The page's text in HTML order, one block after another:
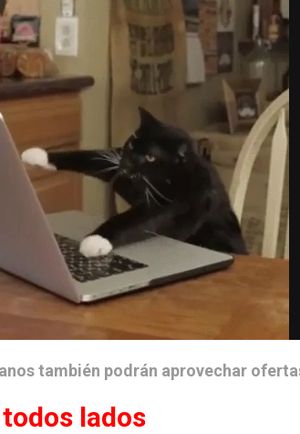
también podrán aprovechar
lados